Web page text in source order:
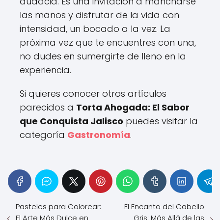
las manos y disfrutar de la vida con
intensidad, un bocado a la vez. La
próxima vez que te encuentres con una,
no dudes en sumergirte de lleno en la
experiencia.
Si quieres conocer otros artículos
parecidos a Torta Ahogada: El Sabor
que Conquista Jalisco puedes visitar la
categoría Gastronomía.
Pasteles para Colorear:
El Arte Más Dulce en
El Encanto del Cabello
Gris: Más Allá de las